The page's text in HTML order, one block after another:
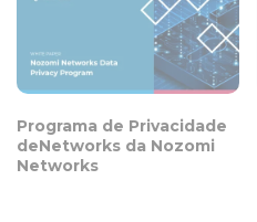
Programa de Privacidade
deNetworks da Nozomi
Networks